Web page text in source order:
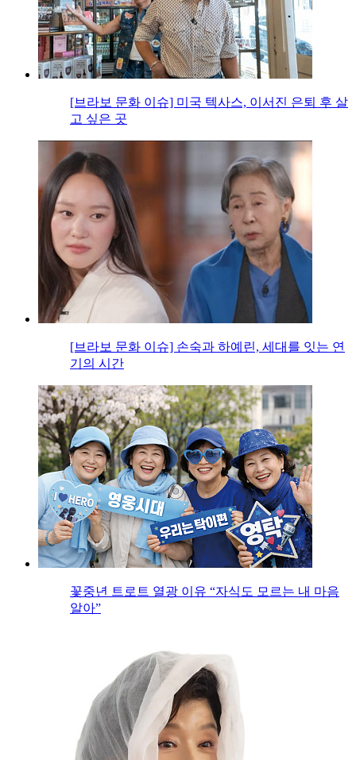
[브라보 문화 이슈] 미국 텍사스, 이서진 은퇴 후 살
고 싶은 곳
[브라보 문화 이슈] 손숙과 하예린, 세대를 잇는 연
기의 시간
꽃중년 트로트 열광 이유 “자식도 모르는 내 마음
알아”